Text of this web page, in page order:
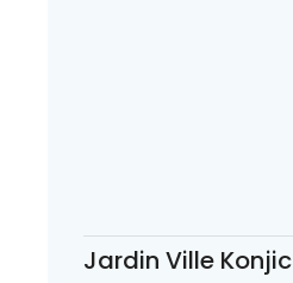
Jardin Ville Konjic